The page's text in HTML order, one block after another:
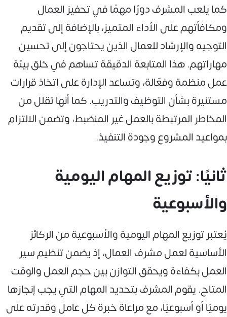
كما يلعب المشرف دورًا مهمًا في تحفيز العمال
ومكافأتهم على الأداء المتميز، بالإضافة إلى تقديم
التوجيه والإرشاد للعمال الذين يحتاجون إلى تحسين
مهاراتهم. هذا المتابعة الدقيقة تساهم في خلق بيئة
عمل منظمة وفعّالة، وتساعد الإدارة على اتخاذ قرارات
مستنيرة بشأن التوظيف والتدريب. كما أنها تقلل من
المخاطر المرتبطة بالعمل غير المنضبط، وتضمن الالتزام
بمواعيد المشروع وجودة التنفيذ.
ثانيًا: توزيع المهام اليومية
والأسبوعية
يُعتبر توزيع المهام اليومية والأسبوعية من الركائز
الأساسية لعمل مشرف العمال، إذ يضمن تنظيم سير
العمل بكفاءة ويحقق التوازن بين حجم العمل والوقت
المتاح. يقوم المشرف بتحديد المهام التي يجب إنجازها
يوميًا أو أسبوعيًا، مع مراعاة خبرة كل عامل وقدرته على